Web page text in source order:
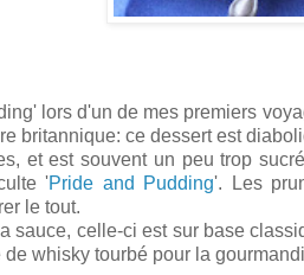
lors d'un de mes premiers
britannique: ce dessert est
et est souvent un peu trop
'Pride and Pudding'. Les
le tout.
sauce, celle-ci est sur base
whisky tourbé pour la